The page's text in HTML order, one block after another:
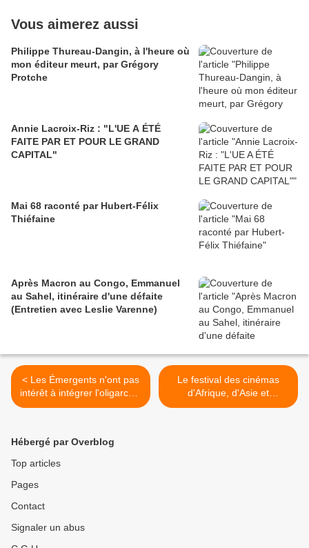
Vous aimerez aussi
Philippe Thureau-Dangin, à l'heure où
mon éditeur meurt, par Grégory
Protche
Annie Lacroix-Riz : "L'UE A ÉTÉ
FAITE PAR ET POUR LE GRAND
CAPITAL"
Mai 68 raconté par Hubert-Félix
Thiéfaine
Après Macron au Congo, Emmanuel
au Sahel, itinéraire d'une défaite
(Entretien avec Leslie Varenne)
< Les Émergents n'ont pas
intérêt à intégrer l'oligarchie
- Bertrand Badie (4) -
Le festival des cinémas
d'Afrique, d'Asie et
d'Amérique du Sud
Hébergé par Overblog
Top articles
Pages
Contact
Signaler un abus